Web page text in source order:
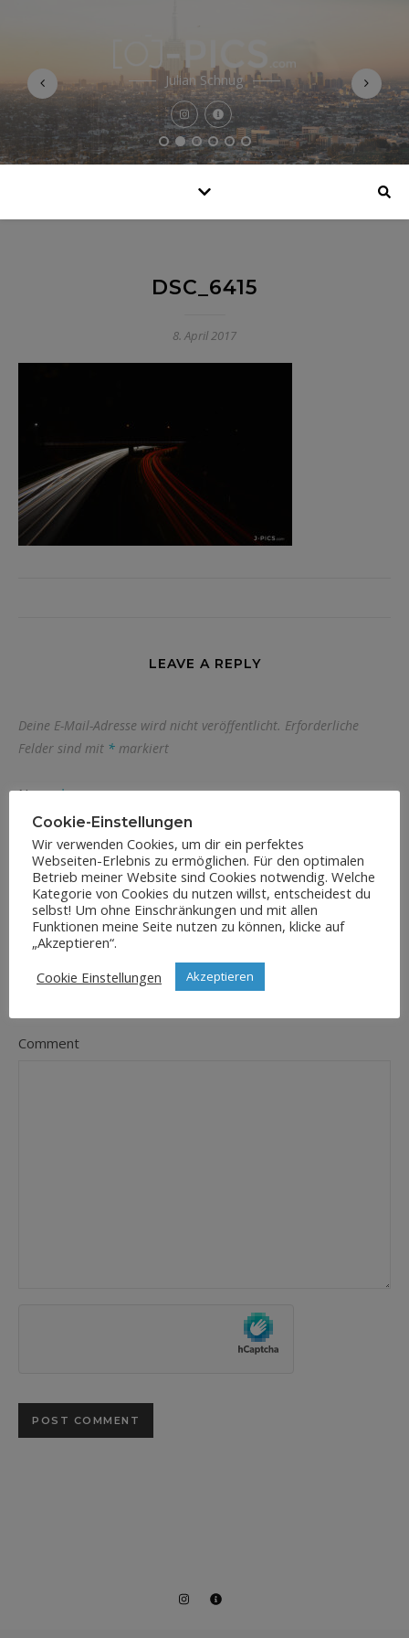
Julian Schnug
DSC_6415
8. April 2017
LEAVE A REPLY
Deine E-Mail-Adresse wird nicht veröffentlicht. Erforderliche
Felder sind mit * markiert
Name*
E-Mail-Adresse*
Comment
Cookie-Einstellungen
Wir verwenden Cookies, um dir ein perfektes
Webseiten-Erlebnis zu ermöglichen. Für den optimalen
Betrieb meiner Website sind Cookies notwendig. Welche
Kategorie von Cookies du nutzen willst, entscheidest du
selbst! Um ohne Einschränkungen und mit allen
Funktionen meine Seite nutzen zu können, klicke auf
„Akzeptieren“.
Cookie Einstellungen
Akzeptieren